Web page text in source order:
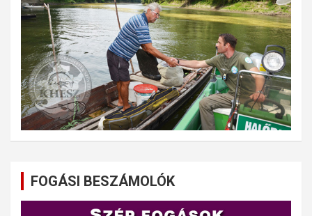
FOGÁSI BESZÁMOLÓK